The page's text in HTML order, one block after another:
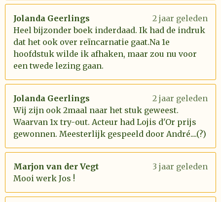
Jolanda Geerlings
2 jaar geleden
Heel bijzonder boek inderdaad. Ik had de indruk
dat het ook over reïncarnatie gaat.Na 1e
hoofdstuk wilde ik afhaken, maar zou nu voor
een twede lezing gaan.
Jolanda Geerlings
2 jaar geleden
Wij zijn ook 2maal naar het stuk geweest.
Waarvan 1x try-out. Acteur had Lojis d'Or prijs
gewonnen. Meesterlijk gespeeld door André....(?)
Marjon van der Vegt
3 jaar geleden
Mooi werk Jos !